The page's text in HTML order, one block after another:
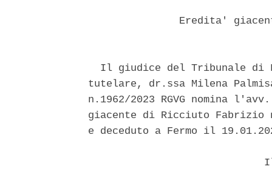
Eredita'
Il giudice del Tribunale di
tutelare, dr.ssa Milena
n.1962/2023 RGVG nomina
giacente di Ricciuto Fabrizio
e deceduto a Fermo il